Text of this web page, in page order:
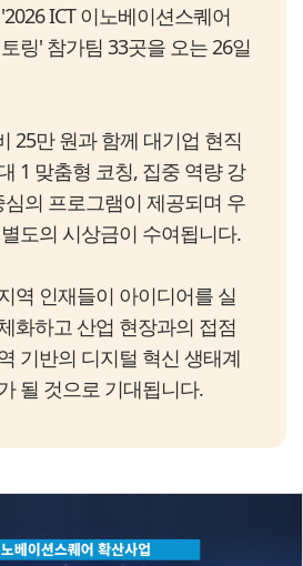
ICT 이노베이션스퀘어
링' 참가팀 33곳을 오는 26일
25만 원과 함께 대기업 현직
1 맞춤형 코칭, 집중 역량 강
의 프로그램이 제공되며 우
도의 시상금이 수여됩니다.
역 인재들이 아이디어를 실
화하고 산업 현장과의 접점
기반의 디지털 혁신 생태계
될 것으로 기대됩니다.